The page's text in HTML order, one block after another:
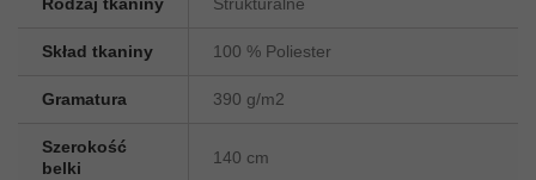
Rodzaj tkaniny Strukturalne
Skład tkaniny 100 % Poliester
Gramatura 390 g/m2
Szerokość
belki
140 cm